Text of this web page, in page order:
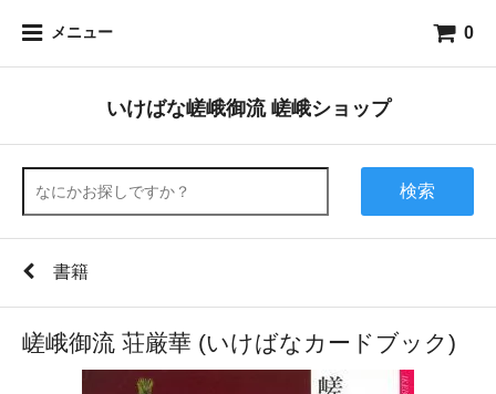
メニュー 0
いけばな嵯峨御流 嵯峨ショップ
検索
書籍
嵯峨御流 荘厳華 (いけばなカードブック)